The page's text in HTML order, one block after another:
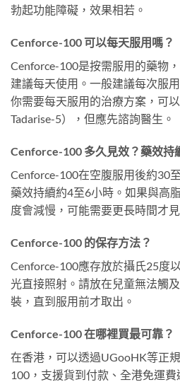
勃起功能障礙，效果相若。
Cenforce-100 可以每天服用嗎？
Cenforce-100是按需服用的藥物
建議每天使用。一般建議每次服
你需要每天服用的治療方案，可
Tadarise-5），但應先諮詢醫生。
Cenforce-100 多久見效？藥效持
Cenforce-100在空腹服用後約30
藥效持續約4至6小時。如果與高
度會減慢，可能需要更長時間才見
Cenforce-100 的保存方法？
Cenforce-100應存放於攝氏25度
光直接照射。請放在兒童無法觸
裝，直到服用前才取出。
Cenforce-100 在哪裡買最可靠？
在香港，可以透過UGooHK等正
100，支援貨到付款、全港免運